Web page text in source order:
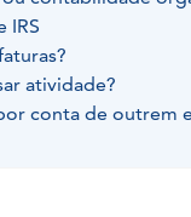
IRS
atividade?
conta de outrem